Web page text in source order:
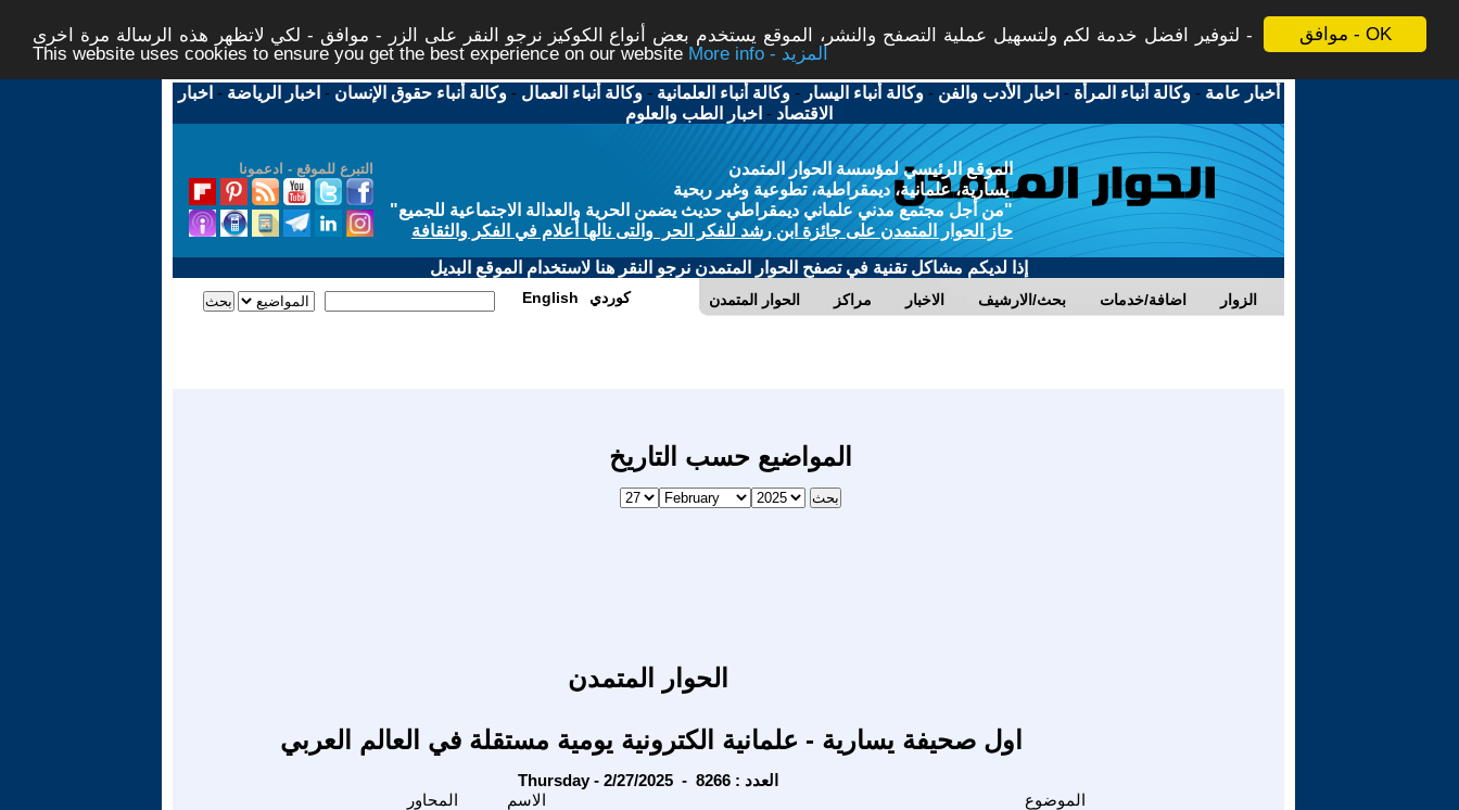
موافق - OK
لتوفير افضل خدمة لكم ولتسهيل عملية التصفح والنشر، الموقع يستخدم بعض أنواع الكوكيز نرجو النقر على الزر - موافق - لكي لاتظهر هذه الرسالة مرة اخرى -
This website uses cookies to ensure you get the best experience on our website
More info - المزيد
أخبار عامة -وكالة أنباء المرأة - اخبار الأدب والفن -وكالة أنباء اليسار -وكالة أنباء العلمانية -وكالة أنباء العمال -وكالة أنباء حقوق الإنسان - اخبار الرياضة - اخبار
الاقتصاد - اخبار الطب والعلوم
التبرع للموقع - ادعمونا
الموقع الرئيسي لمؤسسة الحوار المتمدن
يسارية، علمانية، ديمقراطية، تطوعية وغير ربحية
"من أجل مجتمع مدني علماني ديمقراطي حديث يضمن الحرية والعدالة الاجتماعية للجميع"
حاز الحوار المتمدن على جائزة ابن رشد للفكر الحر والتى نالها أعلام في الفكر والثقافة
إذا لديكم مشاكل تقنية في تصفح الحوار المتمدن نرجو النقر هنا لاستخدام الموقع البديل
الحوار المتمدن مراكز الاخبار بحث/الارشيف اضافة/خدمات الزوار English كوردي
المواضيع حسب التاريخ
الحوار المتمدن
اول صحيفة يسارية - علمانية الكترونية يومية مستقلة في العالم العربي
Thursday - 2/27/2025 - العدد : 8266
الاسم الموضوع